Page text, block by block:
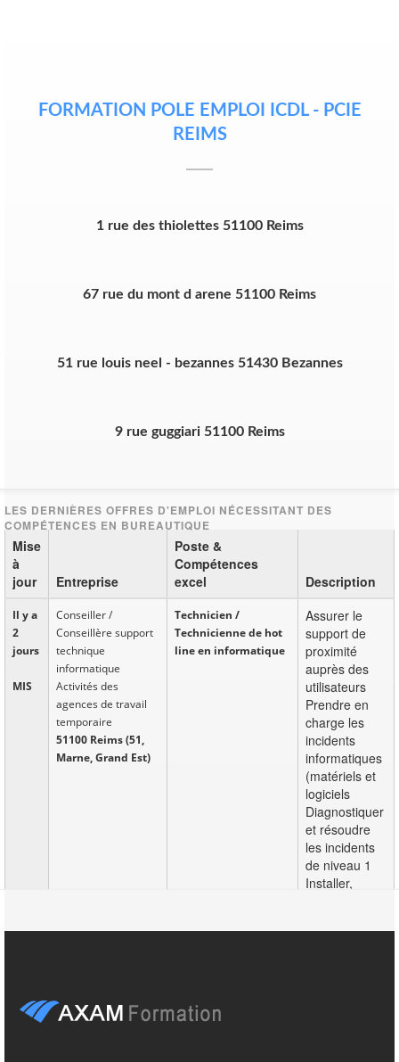
FORMATION POLE EMPLOI ICDL - PCIE
REIMS
1 rue des thiolettes 51100 Reims
67 rue du mont d arene 51100 Reims
51 rue louis neel - bezannes 51430 Bezannes
9 rue guggiari 51100 Reims
Mise
à
jour
Entreprise
Poste &
Compétences
excel
Description
Il y a
2
jours
MIS
Conseiller /
Conseillère support
technique
informatique
Activités des
agences de travail
temporaire
51100 Reims (51,
Marne, Grand Est)
Technicien /
Technicienne de hot
line en informatique
Assurer le
support de
proximité
auprès des
utilisateurs
Prendre en
charge les
incidents
informatiques
(matériels et
logiciels
Diagnostiquer
et résoudre
les incidents
de niveau 1
Installer,
Il y a
CDI
Développeur /
filaires
51100 Reims (51,
Développeur /
Adaptez et